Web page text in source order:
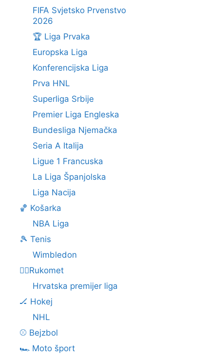
FIFA Svjetsko Prvenstvo
2026
🏆 Liga Prvaka
Europska Liga
Konferencijska Liga
Prva HNL
Superliga Srbije
Premier Liga Engleska
Bundesliga Njemačka
Seria A Italija
Ligue 1 Francuska
La Liga Španjolska
Liga Nacija
🏀 Košarka
NBA Liga
🎾 Tenis
Wimbledon
🤾‍♂️Rukomet
Hrvatska premijer liga
🏒 Hokej
NHL
⚾ Bejzbol
🏎️ Moto šport